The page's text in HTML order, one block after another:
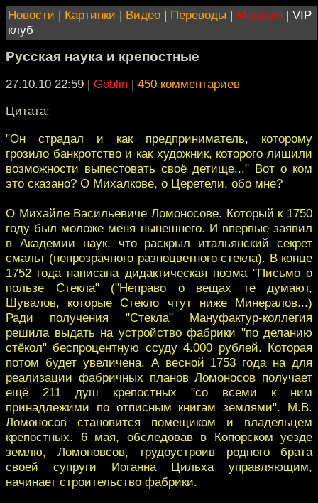
Новости | Картинки | Видео | Переводы | Магазин | VIP
клуб
Русская наука и крепостные
27.10.10 22:59 | Goblin | 450 комментариев
Цитата:
"Он страдал и как предприниматель, которому
грозило банкротство и как художник, которого лишили
возможности выпестовать своё детище..." Вот о ком
это сказано? О Михалкове, о Церетели, обо мне?
О Михайле Васильевиче Ломоносове. Который к 1750
году был моложе меня нынешнего. И впервые заявил
в Академии наук, что раскрыл итальянский секрет
смальт (непрозрачного разноцветного стекла). В конце
1752 года написана дидактическая поэма "Письмо о
пользе Стекла" ("Неправо о вещах те думают,
Шувалов, которые Стекло чтут ниже Минералов...)
Ради получения "Стекла" Мануфактур-коллегия
решила выдать на устройство фабрики "по деланию
стёкол" беспроцентную ссуду 4.000 рублей. Которая
потом будет увеличена. А весной 1753 года на для
реализации фабричных планов Ломоносов получает
ещё 211 душ крепостных "со всеми к ним
принадлежими по отписным книгам землями". М.В.
Ломоносов становится помещиком и владельцем
крепостных. 6 мая, обследовав в Копорском уезде
землю, Ломоновсов, трудоустроив родного брата
своей супруги Иоганна Цильха управляющим,
начинает строительство фабрики.